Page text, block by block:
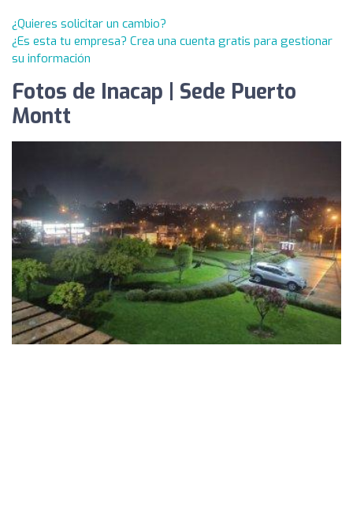
¿Quieres solicitar un cambio?
¿Es esta tu empresa? Crea una cuenta gratis para gestionar
su información
Fotos de Inacap | Sede Puerto
Montt